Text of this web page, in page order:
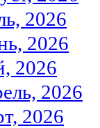
2026
2026
2026
2026
2026